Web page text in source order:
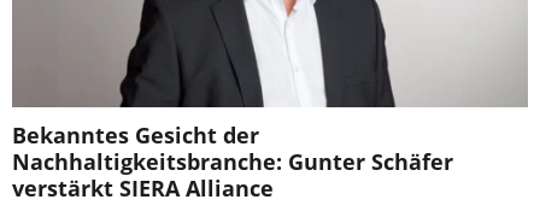
Bekanntes Gesicht der
Nachhaltigkeitsbranche: Gunter Schäfer
verstärkt SIERA Alliance